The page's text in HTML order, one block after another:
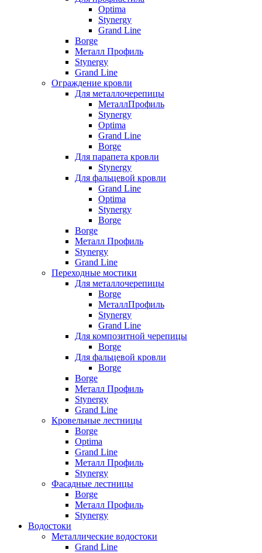
Optima
Stynergy
Grand Line
Borge
Металл Профиль
Stynergy
Grand Line
Ограждение кровли
Для металлочерепицы
МеталлПрофиль
Stynergy
Optima
Grand Line
Borge
Для парапета кровли
Stynergy
Для фальцевой кровли
Grand Line
Optima
Stynergy
Borge
Borge
Металл Профиль
Stynergy
Grand Line
Переходные мостики
Для металлочерепицы
Borge
МеталлПрофиль
Stynergy
Grand Line
Для композитной черепицы
Borge
Для фальцевой кровли
Borge
Borge
Металл Профиль
Stynergy
Grand Line
Кровельные лестницы
Borge
Optima
Grand Line
Металл Профиль
Stynergy
Фасадные лестницы
Borge
Металл Профиль
Stynergy
Водостоки
Металлические водостоки
Grand Line